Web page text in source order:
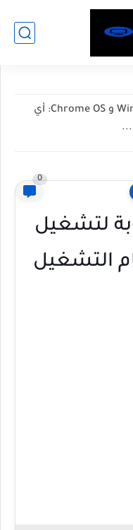
الفرق بين Windows و Chrome OS: أي
0
لتشغيل
التشغيل